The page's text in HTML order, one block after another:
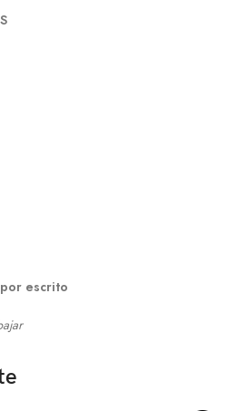
escrito